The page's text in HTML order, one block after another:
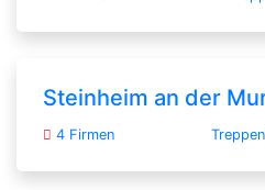
Steinheim an der
4 Firmen